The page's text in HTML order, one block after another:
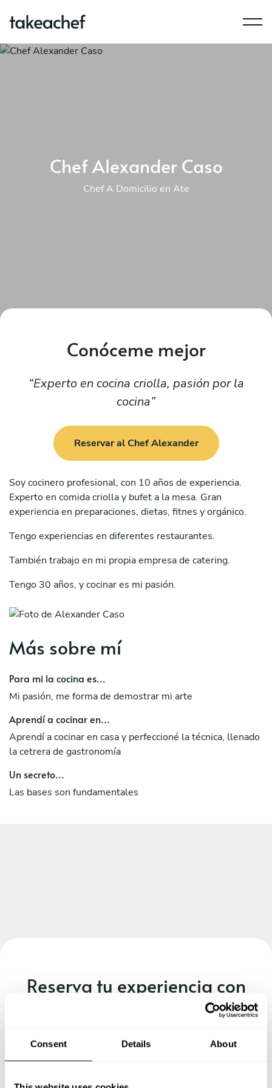
Consent Details About
Chef Alexander Caso
Chef A Domicilio en Ate
Conóceme mejor
Experto en cocina criolla, pasión por la
cocina
Reservar al Chef Alexander
Soy cocinero profesional, con 10 años de experiencia.
Experto en comida criolla y bufet a la mesa. Gran
experiencia en preparaciones, dietas, fitnes y orgánico.
Tengo experiencias en diferentes restaurantes.
También trabajo en mi propia empresa de catering.
Tengo 30 años, y cocinar es mi pasión.
Más sobre mí
Para mi la cocina es...
Mi pasión, me forma de demostrar mi arte
Aprendí a cocinar en...
Aprendí a cocinar en casa y perfeccioné la técnica, llenado
la cetrera de gastronomía
Un secreto...
Las bases son fundamentales
Reserva tu experiencia con
enviarán un menú a medida.